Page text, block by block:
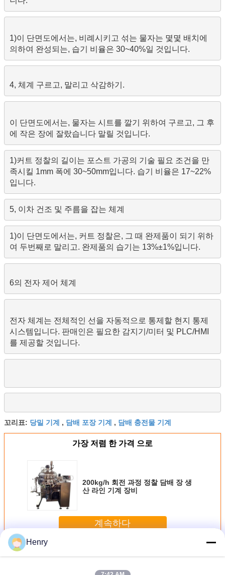
1)이 단면도에서는, 비례시키고 섞는 물자는 몇몇 배치에
의하여 완성되는, 습기 비율은 30~40%일 것입니다.
이 단면도에서는, 물자는 시트를 깔기 위하여 구르고, 그 후
에 작은 장에 잘랐습니다 말릴 것입니다.
1)커트 정찰의 길이는 포스트 가공의 기술 필요 조건을 만
족시킬 1mm 폭에 30~50mm입니다. 습기 비율은 17~22%
입니다.
5, 이차 건조 및 주름을 잡는 체계
1)이 단면도에서는, 커트 정찰은, 그 때 완제품이 되기 위하
여 두번째로 말리고. 완제품의 습기는 13%±1%입니다.
전자 체계는 전체적인 선을 자동적으로 통제할 현지 통제
시스템입니다. 판매인은 필요한 감지기/미터 및 PLC/HMI
를 제공할 것입니다.
꼬리표: 당밀 기계 , 담배 포장 기계 , 담배 충전물 기계
가장 저렴 한 가격 으로
200kg/h 회전 과정 정찰 담배 장 생
산 라인 기계 장비
계속하다
더 많은 것
Henry